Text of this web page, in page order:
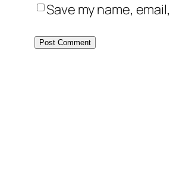
Save my name,